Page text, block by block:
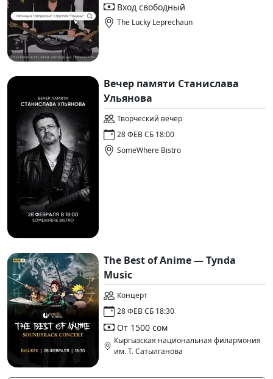
Вход свободный
The Lucky Leprechaun
Вечер памяти Станислава
Ульянова
Творческий вечер
28 ФЕВ СБ 18:00
SomeWhere Bistro
The Best of Anime — Tynda
Music
Концерт
28 ФЕВ СБ 18:30
От 1500 сом
Кыргызская национальная филармония
им. Т. Сатылганова